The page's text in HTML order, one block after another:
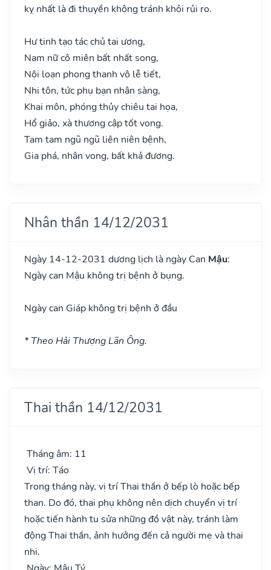
kỵ nhất là đi thuyền không tránh khỏi rủi ro.
Hư tinh tạo tác chủ tai ương,
Nam nữ cô miên bất nhất song,
Nội loạn phong thanh vô lễ tiết,
Nhi tôn, tức phụ bạn nhân sàng,
Khai môn, phóng thủy chiêu tai họa,
Hổ giảo, xà thương cập tốt vong.
Tam tam ngũ ngũ liên niên bệnh,
Gia phá, nhân vong, bất khả đương.
Nhân thần 14/12/2031
Ngày 14-12-2031 dương lịch là ngày Can Mậu:
Ngày can Mậu không trị bệnh ở bụng.
Ngày can Giáp không trị bệnh ở đầu
* Theo Hải Thượng Lãn Ông.
Thai thần 14/12/2031
Tháng âm: 11
Vị trí: Táo
Trong tháng này, vị trí Thai thần ở bếp lò hoặc bếp
than. Do đó, thai phụ không nên dịch chuyển vị trí
hoặc tiến hành tu sửa những đồ vật này, tránh làm
động Thai thần, ảnh hưởng đến cả người mẹ và thai
nhi.